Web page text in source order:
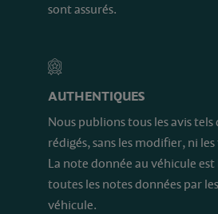
sont assurés.
AUTHENTIQUES
Nous publions tous les avis tels
rédigés, sans les modifier, ni
La note donnée au véhicule
toutes les notes données par
véhicule.